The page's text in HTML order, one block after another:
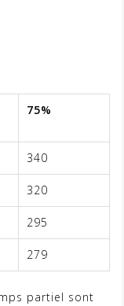
75%
340
320
295
279
partiel sont